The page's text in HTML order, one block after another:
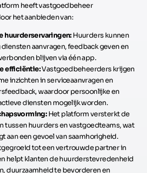
heeft vastgoedbeheer
het aanbieden van:
huurderservaringen:Huurders kunnen
aanvragen, feedback geven en
blijven via één app.
efficiëntie:Vastgoedbeheerders krijgen
inzichten in serviceaanvragen en
waardoor persoonlijke en
diensten mogelijk worden.
Het platform versterkt de
tussen huurders en vastgoedteams, wat
aan een gevoel van saamhorigheid.
tot een vertrouwde partner in
helpt klanten de huurderstevredenheid
duurzaamheid te bevorderen en